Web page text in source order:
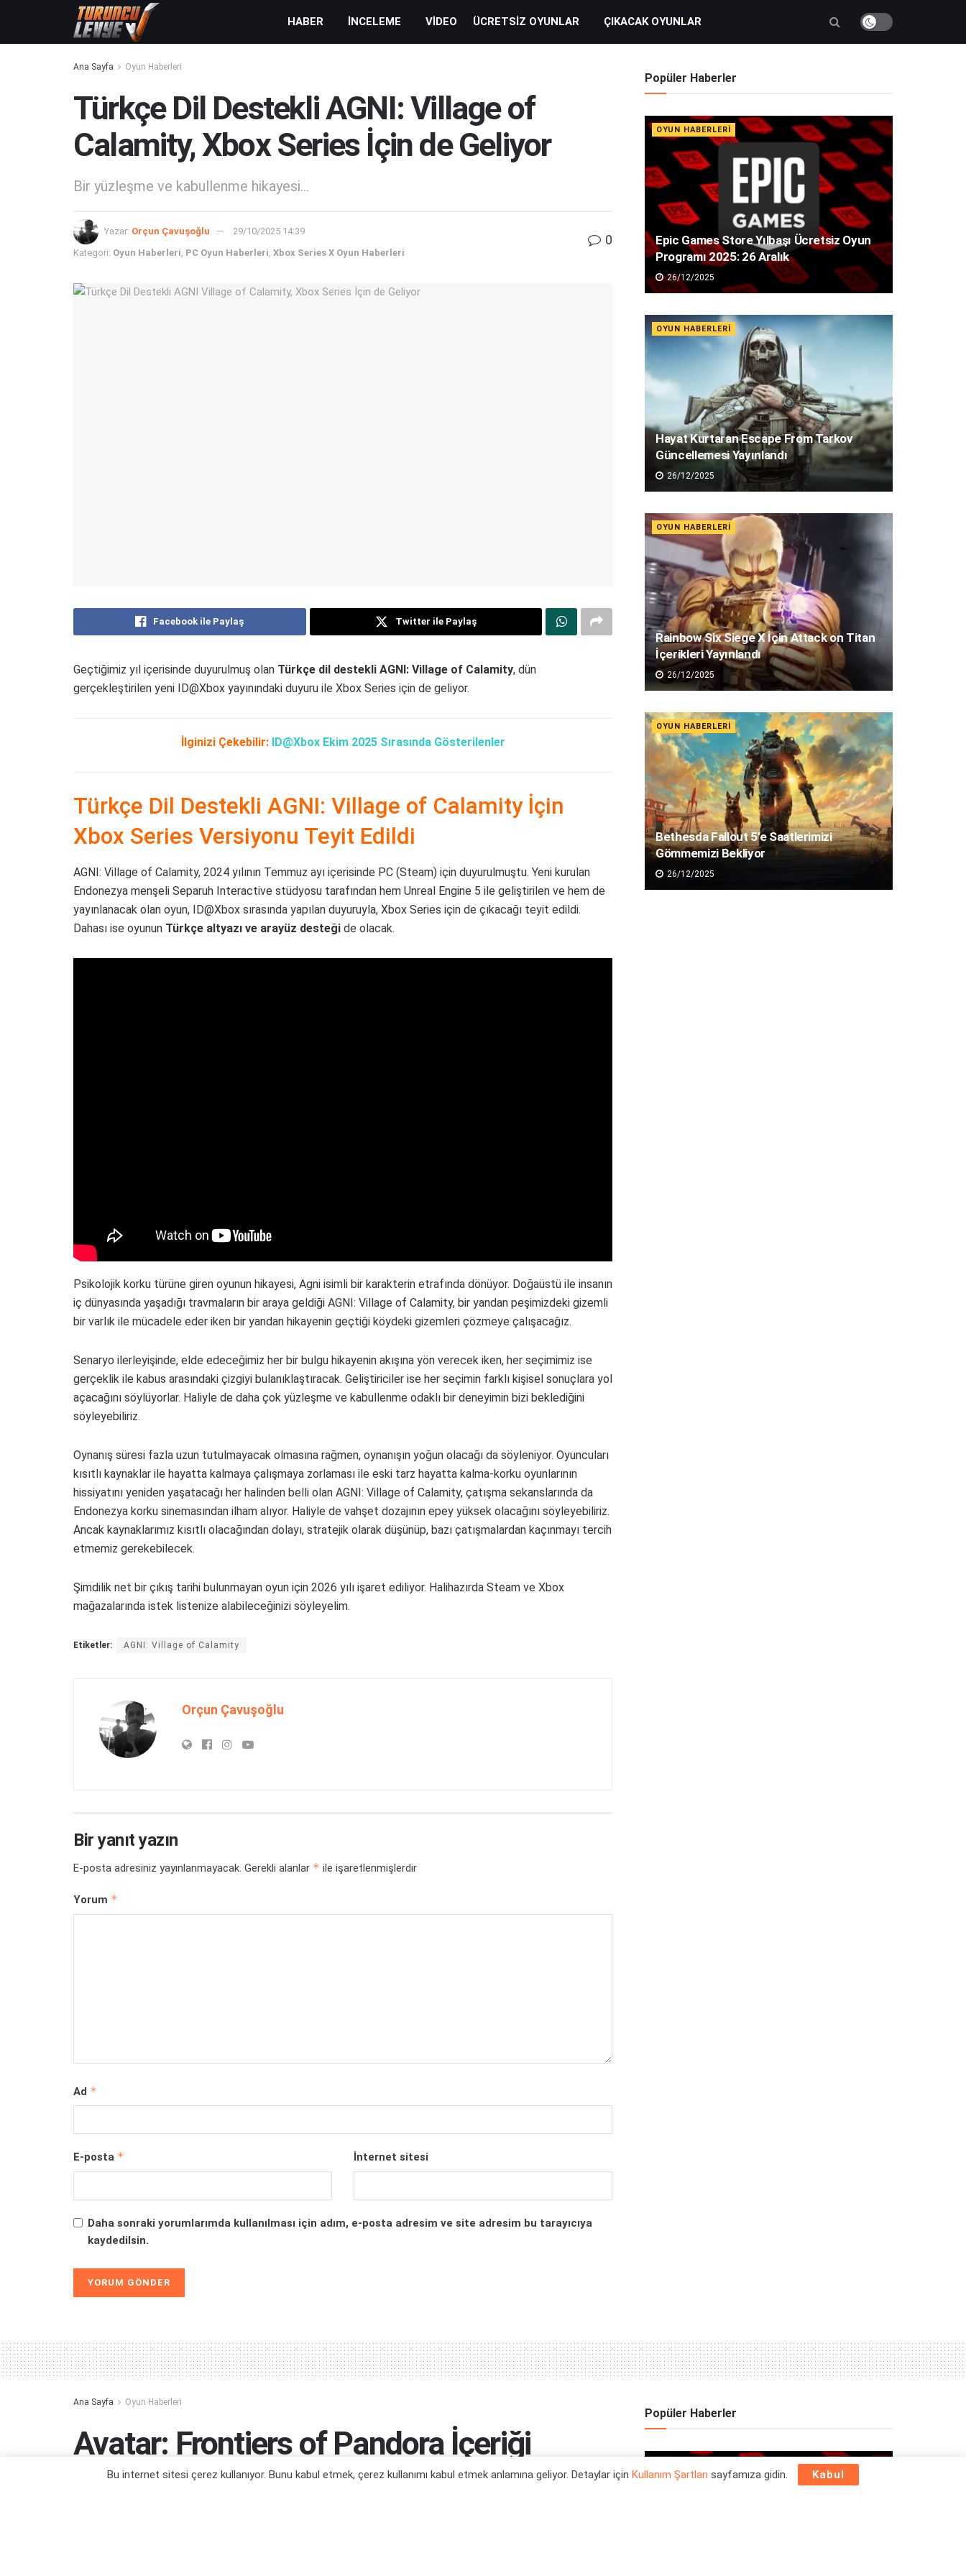
HABER İNCELEME VIDEO ÜCRETSIZ OYUNLAR ÇIKACAK OYUNLAR
Ana Sayfa Oyun Haberleri
Türkçe Dil Destekli AGNI: Village of
Calamity, Xbox Series İçin de Geliyor
Bir yüzleşme ve kabullenme hikayesi...
Yazar: Orçun Çavuşoğlu 29/10/2025 14:39
Kategori: Oyun Haberleri, PC Oyun Haberleri, Xbox Series X Oyun Haberleri
0
Facebook ile Paylaş Twitter ile Paylaş
Geçtiğimiz yıl içerisinde duyurulmuş olan Türkçe dil destekli AGNI: Village of Calamity, dün
gerçekleştirilen yeni ID@Xbox yayınındaki duyuru ile Xbox Series için de geliyor.
İlginizi Çekebilir: ID@Xbox Ekim 2025 Sırasında Gösterilenler
Türkçe Dil Destekli AGNI: Village of Calamity İçin
Xbox Series Versiyonu Teyit Edildi
AGNI: Village of Calamity, 2024 yılının Temmuz ayı içerisinde PC (Steam) için duyurulmuştu. Yeni kurulan
Endonezya menşeli Separuh Interactive stüdyosu tarafından hem Unreal Engine 5 ile geliştirilen ve hem de
yayınlanacak olan oyun, ID@Xbox sırasında yapılan duyuruyla, Xbox Series için de çıkacağı teyit edildi.
Dahası ise oyunun Türkçe altyazı ve arayüz desteği de olacak.
Psikolojik korku türüne giren oyunun hikayesi, Agni isimli bir karakterin etrafında dönüyor. Doğaüstü ile insanın
iç dünyasında yaşadığı travmaların bir araya geldiği AGNI: Village of Calamity, bir yandan peşimizdeki gizemli
bir varlık ile mücadele eder iken bir yandan hikayenin geçtiği köydeki gizemleri çözmeye çalışacağız.
Senaryo ilerleyişinde, elde edeceğimiz her bir bulgu hikayenin akışına yön verecek iken, her seçimimiz ise
gerçeklik ile kabus arasındaki çizgiyi bulanıklaştıracak. Geliştiriciler ise her seçimin farklı kişisel sonuçlara yol
açacağını söylüyorlar. Haliyle de daha çok yüzleşme ve kabullenme odaklı bir deneyimin bizi beklediğini
söyleyebiliriz.
Oynanış süresi fazla uzun tutulmayacak olmasına rağmen, oynanışın yoğun olacağı da söyleniyor. Oyuncuları
kısıtlı kaynaklar ile hayatta kalmaya çalışmaya zorlaması ile eski tarz hayatta kalma-korku oyunlarının
hissiyatını yeniden yaşatacağı her halinden belli olan AGNI: Village of Calamity, çatışma sekanslarında da
Endonezya korku sinemasından ilham alıyor. Haliyle de vahşet dozajının epey yüksek olacağını söyleyebiliriz.
Ancak kaynaklarımız kısıtlı olacağından dolayı, stratejik olarak düşünüp, bazı çatışmalardan kaçınmayı tercih
etmemiz gerekebilecek.
Şimdilik net bir çıkış tarihi bulunmayan oyun için 2026 yılı işaret ediliyor. Halihazırda Steam ve Xbox
mağazalarında istek listenize alabileceğinizi söyleyelim.
Etiketler: AGNI: Village of Calamity
Orçun Çavuşoğlu
Bir yanıt yazın
E-posta adresiniz yayınlanmayacak. Gerekli alanlar * ile işaretlenmişlerdir
Yorum *
Ad *
E-posta * İnternet sitesi
Daha sonraki yorumlarımda kullanılması için adım, e-posta adresim ve site adresim bu tarayıcıya
kaydedilsin.
Popüler Haberler
OYUN HABERLERI
Epic Games Store Yılbaşı Ücretsiz Oyun
Programı 2025: 26 Aralık
26/12/2025
OYUN HABERLERI
Hayat Kurtaran Escape From Tarkov
Güncellemesi Yayınlandı
26/12/2025
OYUN HABERLERI
Rainbow Six Siege X İçin Attack on Titan
İçerikleri Yayınlandı
26/12/2025
OYUN HABERLERI
Bethesda Fallout 5’e Saatlerimizi
Gömmemizi Bekliyor
26/12/2025
Ana Sayfa Oyun Haberleri
Avatar: Frontiers of Pandora İçeriği
Fragmanı ile Üçüncü Kişi Bakış Açısı
Popüler Haberler
Bu internet sitesi çerez kullanıyor. Bunu kabul etmek, çerez kullanımı kabul etmek anlamına geliyor. Detaylar için Kullanım Şartları sayfamıza gidin. Kabul